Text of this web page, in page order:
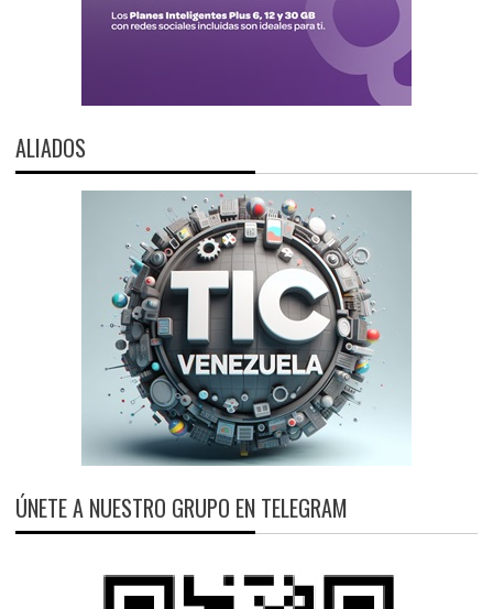
ALIADOS
ÚNETE A NUESTRO GRUPO EN TELEGRAM